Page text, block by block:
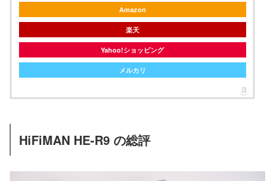
Amazon
楽天
Yahoo!ショッピング
メルカリ
HiFiMAN HE-R9 の総評